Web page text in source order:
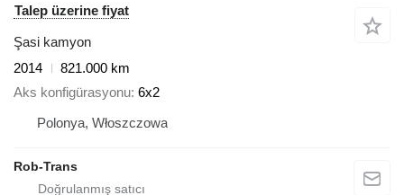
Talep üzerine fiyat
Şasi kamyon
2014
821.000 km
Aks konfigürasyonu 6x2
Polonya, Włoszczowa
Rob-Trans